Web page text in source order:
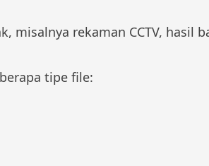
rekaman CCTV, hasil
tipe file: